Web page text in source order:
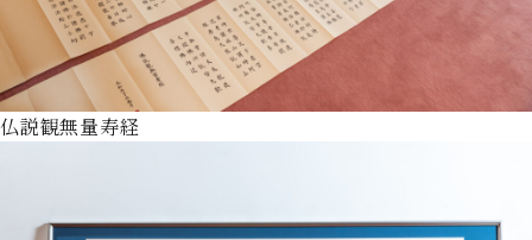
仏説観無量寿経